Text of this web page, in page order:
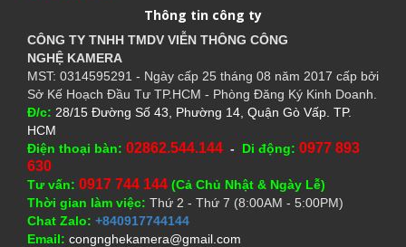
Thông tin công ty
CÔNG TY TNHH TMDV VIỄN THÔNG CÔNG
NGHỆ KAMERA
MST: 0314595291 - Ngày cấp 25 tháng 08 năm 2017 cấp bởi
Sở Kế Hoạch Đầu Tư TP.HCM - Phòng Đăng Ký Kinh Doanh.
Đ/c: 28/15 Đường Số 43, Phường 14, Quận Gò Vấp. TP.
HCM
Điện thoại bàn: 02862.544.144 - Di động: 0977 893
630
Tư vấn: 0917 744 144 (Cả Chủ Nhật & Ngày Lễ)
Thời gian làm việc: Thứ 2 - Thứ 7 (8:00AM - 5:00PM)
Chat Zalo: +840917744144
Email: congnghekamera@gmail.com